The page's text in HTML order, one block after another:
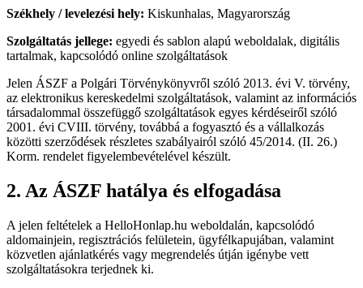
Székhely / levelezési hely: Kiskunhalas, Magyarország
Szolgáltatás jellege: egyedi és sablon alapú weboldalak, digitális
tartalmak, kapcsolódó online szolgáltatások
Jelen ÁSZF a Polgári Törvénykönyvről szóló 2013. évi V. törvény,
az elektronikus kereskedelmi szolgáltatások, valamint az információs
társadalommal összefüggő szolgáltatások egyes kérdéseiről szóló
2001. évi CVIII. törvény, továbbá a fogyasztó és a vállalkozás
közötti szerződések részletes szabályairól szóló 45/2014. (II. 26.)
Korm. rendelet figyelembevételével készült.
2. Az ÁSZF hatálya és elfogadása
A jelen feltételek a HelloHonlap.hu weboldalán, kapcsolódó
aldomainjein, regisztrációs felületein, ügyfélkapujában, valamint
közvetlen ajánlatkérés vagy megrendelés útján igénybe vett
szolgáltatásokra terjednek ki.